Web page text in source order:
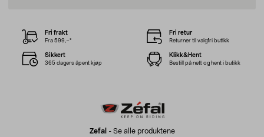
Zefal - Se alle produktene
Fri frakt
Fra 599,–*
Fri retur
Returner til valgfri butikk
Sikkert
365 dagers åpent kjøp
Klikk&Hent
Bestill på nett og hent i butikk